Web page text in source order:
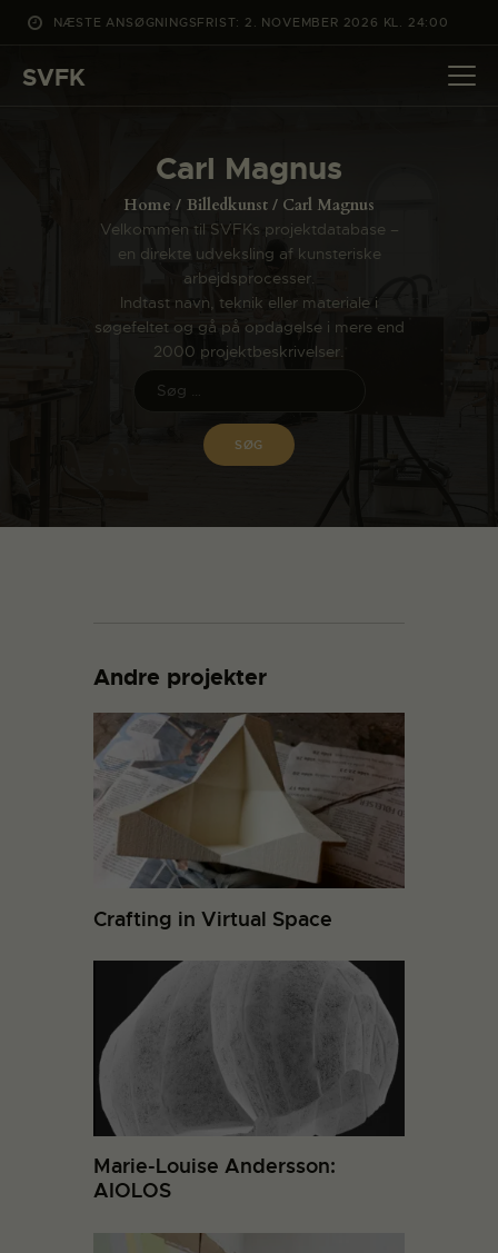
NÆSTE ANSØGNINGSFRIST: 2. NOVEMBER 2026 KL. 24:00
SVFK
Carl Magnus
Home Billedkunst Carl Magnus
Velkommen til SVFKs projektdatabase –
en direkte udveksling af kunsteriske
arbejdsprocesser.
Indtast navn, teknik eller materiale i
søgefeltet og gå på opdagelse i mere end
2000 projektbeskrivelser.
DET SKER
CHANNEL
ANSØG
OM SVFK
ENGLISH
Andre projekter
Crafting in Virtual Space
Marie-Louise Andersson:
AIOLOS